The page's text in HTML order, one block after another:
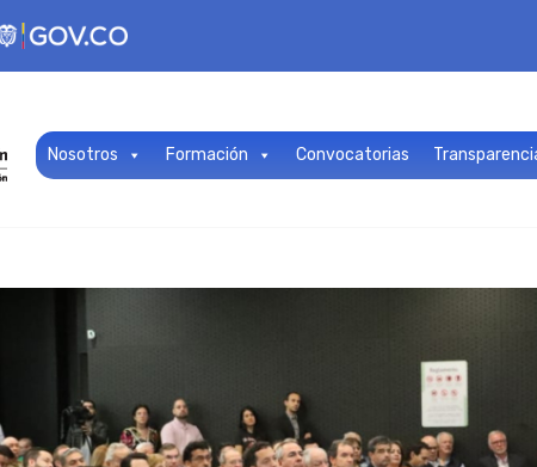
Nosotros Formación Convocatorias